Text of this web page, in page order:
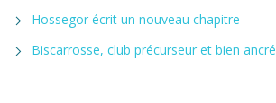
Hossegor écrit un nouveau chapitre
Biscarrosse, club précurseur et bien ancré